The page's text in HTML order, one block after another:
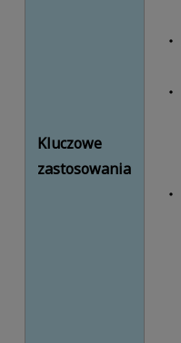
Kluczowe
zastosowania